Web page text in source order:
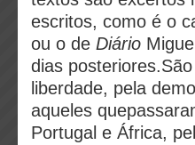
escritos, como é o
ou o de Diário
dias
liberdade, pela
aqueles
Portugal e África,